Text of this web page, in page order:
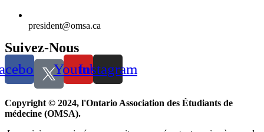
president@omsa.ca
Suivez-Nous
YoutubeInstagram
Copyright © 2024, l'Ontario Association des Étudiants de
médecine (OMSA).